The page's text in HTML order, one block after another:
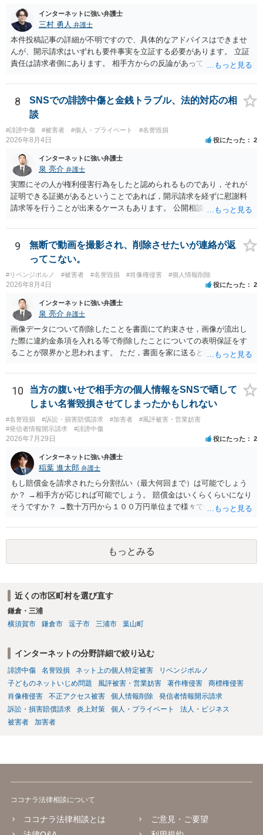
インターネットに強い弁護士
三村 勇人 弁護士
本件投稿記事の詳細が不明ですので、具体的なアドバイスはできませ
んが、開示請求はいずれも要件事実を立証する必要があります。 立証
責任は請求者側にあります。 相手方からの反論があっても、裁判官が
方が口頭で反論したのは、仮処分は迅速性が要求されるためです。 書
面での反論となれば、より遅延する可能性がございます。 また、本件
はXのため、APのIPアドレスの保存期間の問題もございます。 開示請
求は法律知識が不可欠ですが、それだけでは足りず、実務を踏まえた
方法を選択することが重要です。
8
SNSでの誹謗中傷と金銭トラブル、法的対応の相
談
#誹謗中傷 #被害者 #個人・プライベート #名誉毀損
2026年8月4日 役にたった 2
インターネットに強い弁護士
泉 亮介 弁護士
実際にその人が権利侵害行為をしたと認められるものであり，それが
証明できる証拠があるということであれば，開示請求を経ずに慰謝料
請求等を行うことが出来るケースもあります。 公開相談の場では回答
に個別に相談されると良いでしょう。
9
無断で動画を撮影され、削除させたいが連絡が返
ってこない。
#リベンジポルノ #被害者 #名誉毀損 #肖像権侵害 #個人情報削除
2026年8月4日 役にたった 2
インターネットに強い弁護士
泉 亮介 弁護士
画像データについて削除したことを書面にて約束させ，画像が流出し
た際に違約金条項を入れる等で削除したことについての表明保証をす
ることが限界かと思われます。 ただ，書面を家に送ると家族に不貞行
除等を求めることは避けたほうが良いかと思われます。
10
当方の腹いせで相手方の個人情報をSNSで晒して
しまい名誉毀損させてしまったかもしれない
#名誉毀損 #訴訟・損害賠償請求 #加害者
#風評被害・営業妨害
#発信者情報開示請求
#誹謗中傷
2026年7月29日 役にたった 2
インターネットに強い弁護士
稲葉 進太郎 弁護士
もし賠償金を請求されたら分割払い（最大何回まで）は可能でしょう
か？ →相手方が応じれば可能でしょう。 賠償金はいくらくらいになり
そうですか？ →数十万円から１００万円単位まで様々であり、不明で
渉が行われ、双方合意に至れば支払が開始され、決裂して相手方が訴
訟提起を選択すれば訴訟の中で解決がなされる流れが通常です。
もっとみる
近くの市区町村を選び直す
鎌倉・三浦
横須賀市
鎌倉市 逗子市 三浦市 葉山町
インターネットの分野詳細で絞り込む
誹謗中傷 名誉毀損 ネット上の個人特定被害
リベンジポルノ
子どものネットいじめ問題
風評被害・営業妨害 著作権侵害
商標権侵害
肖像権侵害
不正アクセス被害 個人情報削除
発信者情報開示請求
訴訟・損害賠償請求
炎上対策 個人・プライベート
法人・ビジネス
被害者
加害者
ココナラ法律相談について
ココナラ法律相談とは
ご意見・ご要望